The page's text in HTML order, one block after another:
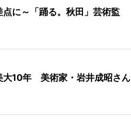
に～「踊る。秋田」芸術監
大10年 美術家・岩井成昭さん